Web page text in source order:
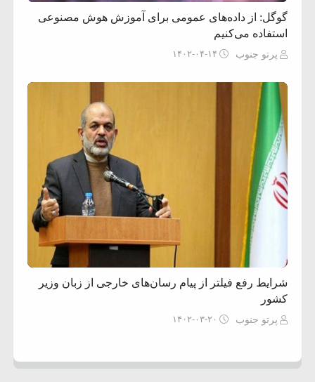
گوگل: از داده‌های عمومی برای آموزش هوش مصنوعی
استفاده می‌کنیم
پرتو جنوب ۱۴۰۲-۰۴-۱۴
شرایط رفع فیلتر از پیام رسان‌های خارجی از زبان وزیر
کشور
پرتو جنوب ۱۴۰۲-۰۳-۲۰